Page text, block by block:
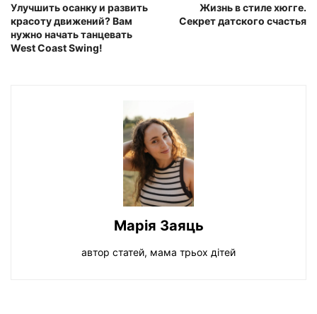
Улучшить осанку и развить
красоту движений? Вам
нужно начать танцевать
West Coast Swing!
Жизнь в стиле хюгге.
Секрет датского счастья
Марiя Заяць
автор статей, мама трьох дiтей